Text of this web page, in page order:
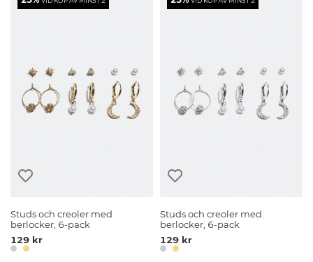
Studs och creoler med
berlocker, 6-pack
129 kr
Studs och creoler med
berlocker, 6-pack
129 kr